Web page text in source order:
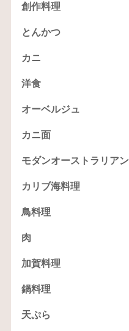
創作料理
とんかつ
カニ
洋食
オーベルジュ
カニ面
モダンオーストラリアン
カリブ海料理
鳥料理
肉
加賀料理
鍋料理
天ぷら